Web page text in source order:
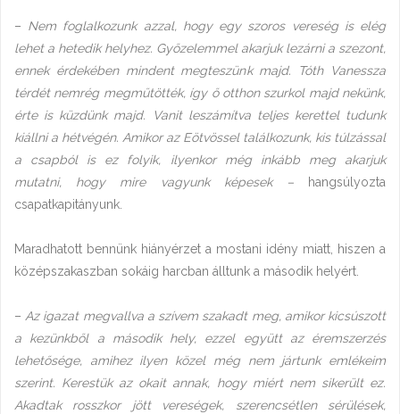
– Nem foglalkozunk azzal, hogy egy szoros vereség is elég
lehet a hetedik helyhez. Győzelemmel akarjuk lezárni a szezont,
ennek érdekében mindent megteszünk majd. Tóth Vanessza
térdét nemrég megműtötték, így ő otthon szurkol majd nekünk,
érte is küzdünk majd. Vanit leszámítva teljes kerettel tudunk
kiállni a hétvégén. Amikor az Eötvössel találkozunk, kis túlzással
a csapból is ez folyik, ilyenkor még inkább meg akarjuk
mutatni, hogy mire vagyunk képesek –hangsúlyozta
csapatkapitányunk.
Maradhatott bennünk hiányérzet a mostani idény miatt, hiszen a
középszakaszban sokáig harcban álltunk a második helyért.
–Az igazat megvallva a szívem szakadt meg, amikor kicsúszott
a kezünkből a második hely, ezzel együtt az éremszerzés
lehetősége, amihez ilyen közel még nem jártunk emlékeim
szerint. Kerestük az okait annak, hogy miért nem sikerült ez.
Akadtak rosszkor jött vereségek, szerencsétlen sérülések,